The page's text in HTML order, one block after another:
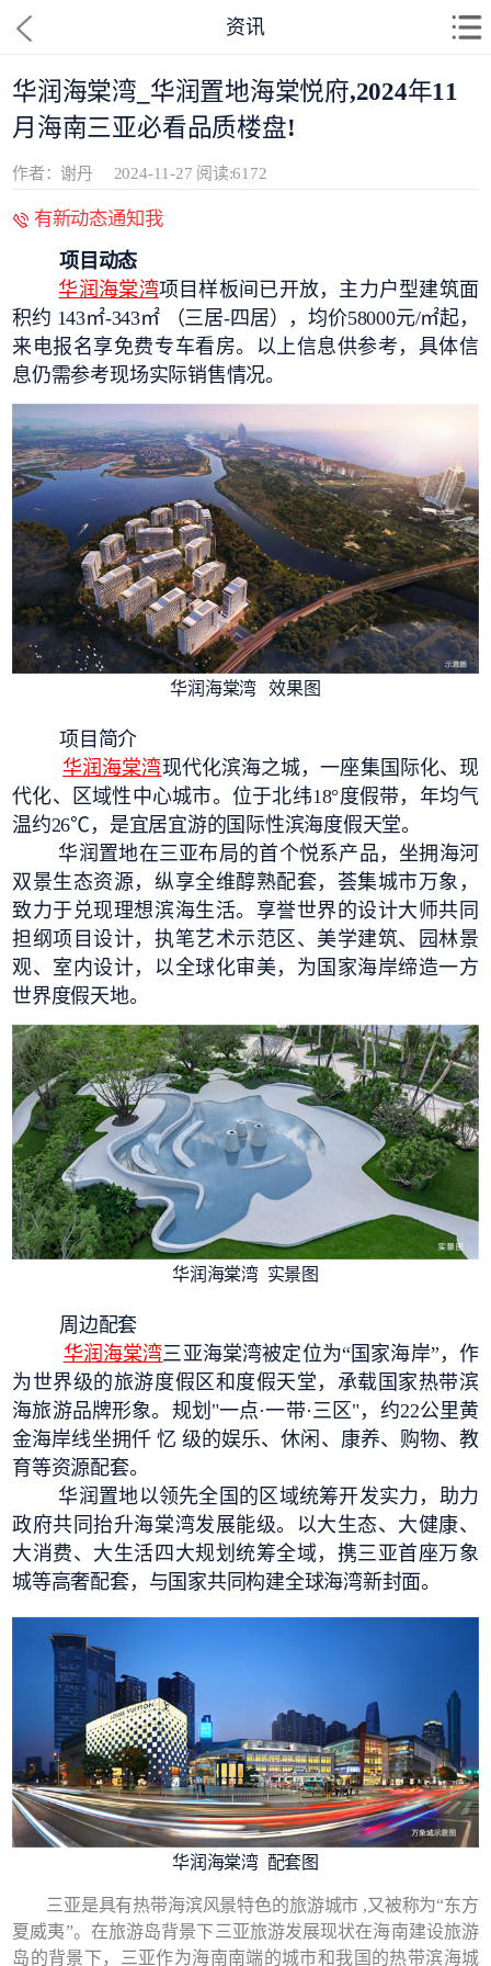
资讯
华润海棠湾_华润置地海棠悦府,2024年11
月海南三亚必看品质楼盘!
作者：谢丹 2024-11-27 阅读:6172
有新动态通知我
项目动态
华润海棠湾项 目样板间已开放，主力户型建筑面
积约 143㎡-343㎡ （三居-四居），均价58000元/㎡起，
来电报名享免费专车看房。以上信息供参考，具体信
息仍需参考现场实际销售情况。
华润海棠湾 效果图
项目简介
华润海棠湾现代化滨海之城，一座集国际化、现
代化、区域性中心城市。位于北纬18°度假带，年均气
温约26℃，是宜居宜游的国际性滨海度假天堂。
华润置地在三亚布局的首个悦系产品，坐拥海河
双景生态资源，纵享全维醇熟配套，荟集城市万象，
致力于兑现理想滨海生活。享誉世界的设计大师共同
担纲项目设计，执笔艺术示范区、美学建筑、园林景
观、室内设计，以全球化审美，为国家海岸缔造一方
世界度假天地。
华润海棠湾 实景图
周边配套
华润海棠湾三亚海棠湾被定位为“国家海岸”，作
为世界级的旅游度假区和度假天堂，承载国家热带滨
海旅游品牌形象。规划"一点·一带·三区"，约22公里黄
金海岸线坐拥仟 忆 级的娱乐、休闲、康养、购物、教
育等资源配套。
华润置地以领先全国的区域统筹开发实力，助力
政府共同抬升海棠湾发展能级。以大生态、大健康、
大消费、大生活四大规划统筹全域，携三亚首座万象
城等高奢配套，与国家共同构建全球海湾新封面。
华润海棠湾 配套图
三亚是具有热带海滨风景特色的旅游城市 ,又被称为“东方
夏威夷”。在旅游岛背景下三亚旅游发展现状在海南建设旅游
岛的背景下，三亚作为海南南端的城市和我国的热带滨海城